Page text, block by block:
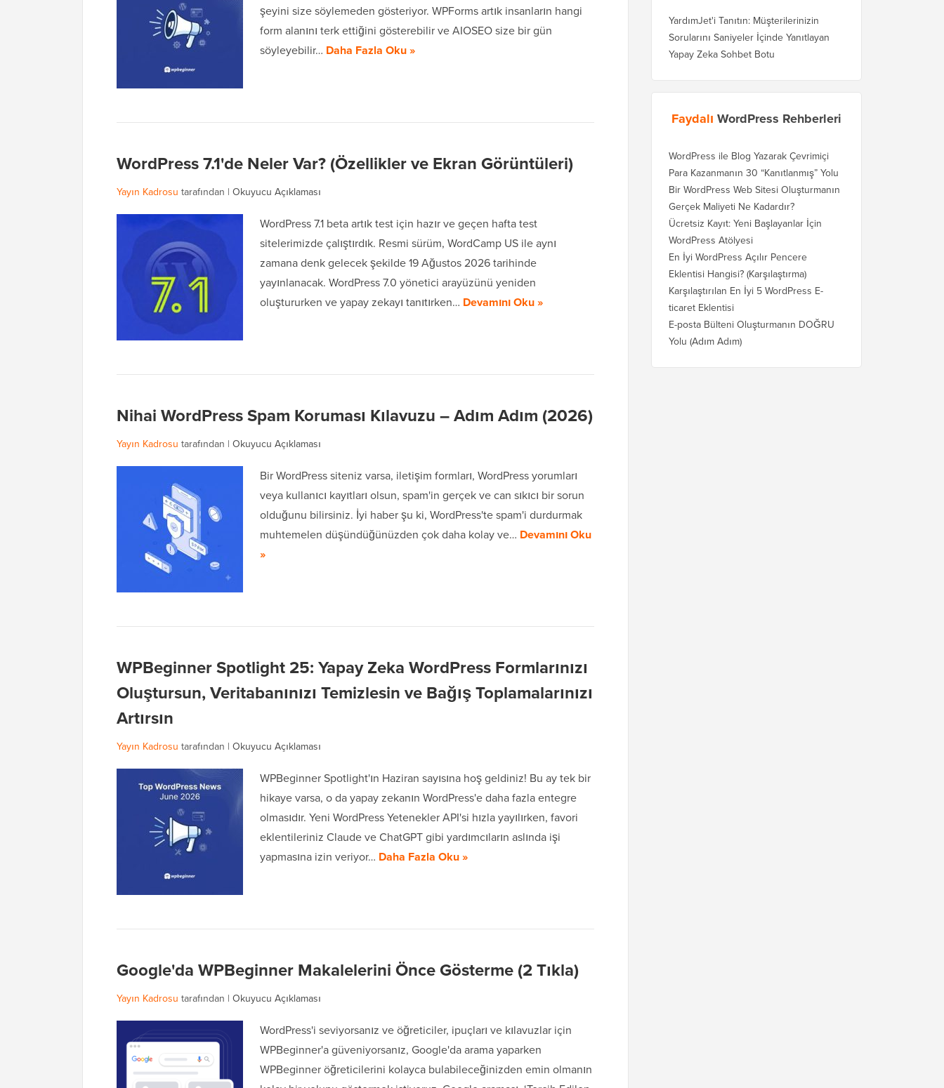
şeyini size söylemeden gösteriyor. WPForms artık insanların hangi
form alanını terk ettiğini gösterebilir ve AIOSEO size bir gün
söyleyebilir… Daha Fazla Oku »
WordPress 7.1'de Neler Var? (Özellikler ve Ekran Görüntüleri)
Yayın Kadrosu tarafından | Okuyucu Açıklaması
WordPress 7.1 beta artık test için hazır ve geçen hafta test
sitelerimizde çalıştırdık. Resmi sürüm, WordCamp US ile aynı
zamana denk gelecek şekilde 19 Ağustos 2026 tarihinde
yayınlanacak. WordPress 7.0 yönetici arayüzünü yeniden
oluştururken ve yapay zekayı tanıtırken… Devamını Oku »
Nihai WordPress Spam Koruması Kılavuzu – Adım Adım (2026)
Yayın Kadrosu tarafından | Okuyucu Açıklaması
Bir WordPress siteniz varsa, iletişim formları, WordPress yorumları
veya kullanıcı kayıtları olsun, spam'in gerçek ve can sıkıcı bir sorun
olduğunu bilirsiniz. İyi haber şu ki, WordPress'te spam'i durdurmak
muhtemelen düşündüğünüzden çok daha kolay ve… Devamını Oku
»
WPBeginner Spotlight 25: Yapay Zeka WordPress Formlarınızı
Oluştursun, Veritabanınızı Temizlesin ve Bağış Toplamalarınızı
Artırsın
Yayın Kadrosu tarafından | Okuyucu Açıklaması
WPBeginner Spotlight'ın Haziran sayısına hoş geldiniz! Bu ay tek bir
hikaye varsa, o da yapay zekanın WordPress'e daha fazla entegre
olmasıdır. Yeni WordPress Yetenekler API'si hızla yayılırken, favori
eklentileriniz Claude ve ChatGPT gibi yardımcıların aslında işi
yapmasına izin veriyor… Daha Fazla Oku »
Google'da WPBeginner Makalelerini Önce Gösterme (2 Tıkla)
Yayın Kadrosu tarafından | Okuyucu Açıklaması
WordPress'i seviyorsanız ve öğreticiler, ipuçları ve kılavuzlar için
WPBeginner'a güveniyorsanız, Google'da arama yaparken
WPBeginner öğreticilerini kolayca bulabileceğinizden emin olmanın
YardımJet'i Tanıtın: Müşterilerinizin
Sorularını Saniyeler İçinde Yanıtlayan
Yapay Zeka Sohbet Botu
Faydalı WordPress Rehberleri
WordPress ile Blog Yazarak Çevrimiçi
Para Kazanmanın 30 “Kanıtlanmış” Yolu
Bir WordPress Web Sitesi Oluşturmanın
Gerçek Maliyeti Ne Kadardır?
Ücretsiz Kayıt: Yeni Başlayanlar İçin
WordPress Atölyesi
En İyi WordPress Açılır Pencere
Eklentisi Hangisi? (Karşılaştırma)
Karşılaştırılan En İyi 5 WordPress E-
ticaret Eklentisi
E-posta Bülteni Oluşturmanın DOĞRU
Yolu (Adım Adım)